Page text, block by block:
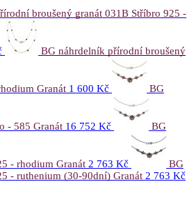
broušený granát 031B Stříbro 925 -
BG náhrdelník přírodní broušený
Granát 1 600 Kč BG
- 585 Granát 16 752 Kč BG
- rhodium Granát 2 763 Kč
BG
- ruthenium (30-90dní) Granát 2 763 Kč